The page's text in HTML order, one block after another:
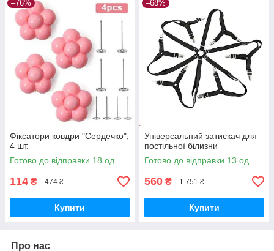
–76%
Фіксатори ковдри "Сердечко",
4 шт.
Готово до відправки 18 од.
114 ₴ 474 ₴
Купити
–68%
Універсальний затискач для
постільної білизни
Готово до відправки 13 од.
560 ₴ 1 751 ₴
Купити
Про нас